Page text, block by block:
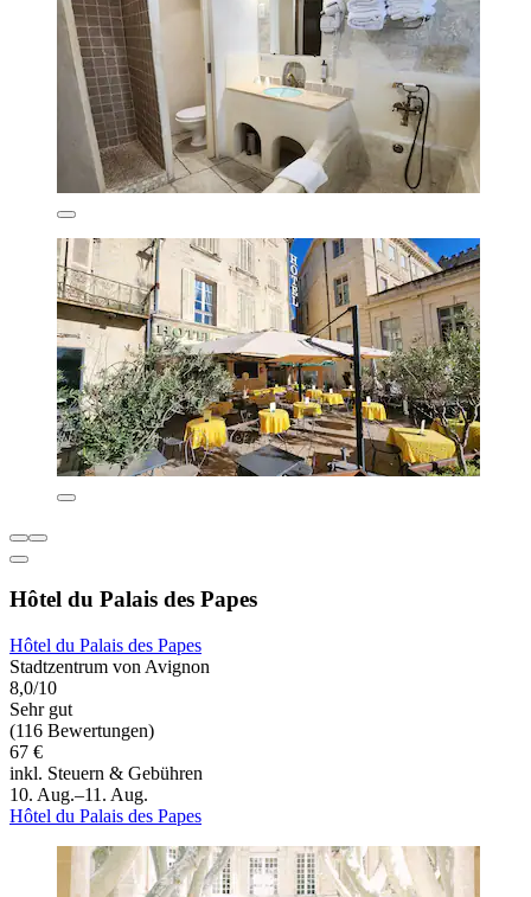
Hôtel du Palais des Papes
Hôtel du Palais des Papes
Stadtzentrum von Avignon
8,0/10
Sehr gut
(116 Bewertungen)
67 €
inkl. Steuern & Gebühren
10. Aug.–11. Aug.
Hôtel du Palais des Papes